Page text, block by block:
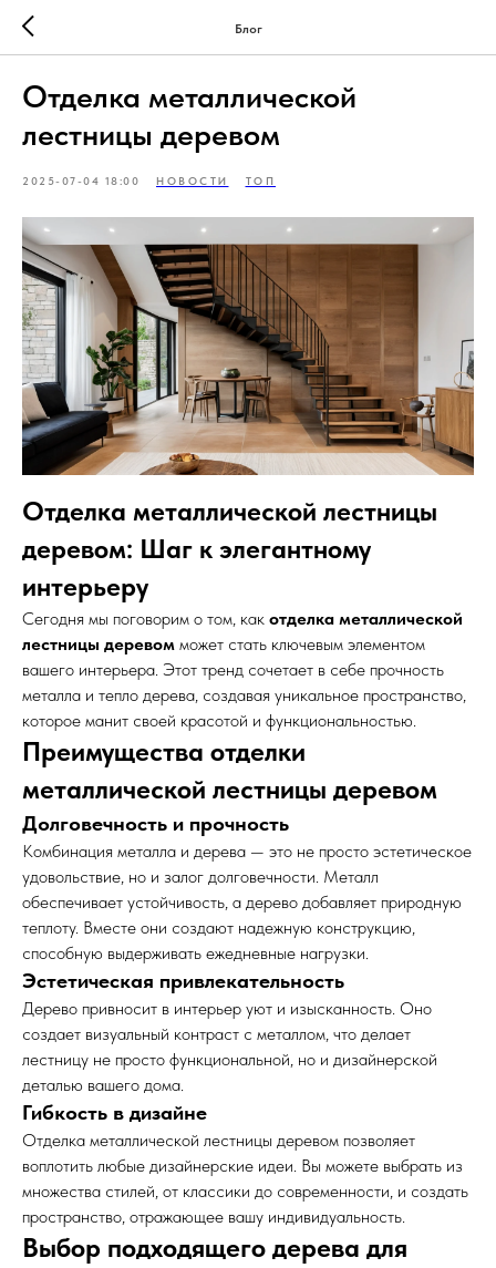
Блог
Отделка металлической
лестницы деревом
2025-07-04 18:00 НОВОСТИ ТОП
Отделка металлической лестницы
деревом: Шаг к элегантному
интерьеру
Сегодня мы поговорим о том, как отделка металлической
лестницы деревом может стать ключевым элементом
вашего интерьера. Этот тренд сочетает в себе прочность
металла и тепло дерева, создавая уникальное пространство,
которое манит своей красотой и функциональностью.
Преимущества отделки
металлической лестницы деревом
Долговечность и прочность
Комбинация металла и дерева — это не просто эстетическое
удовольствие, но и залог долговечности. Металл
обеспечивает устойчивость, а дерево добавляет природную
теплоту. Вместе они создают надежную конструкцию,
способную выдерживать ежедневные нагрузки.
Эстетическая привлекательность
Дерево привносит в интерьер уют и изысканность. Оно
создает визуальный контраст с металлом, что делает
лестницу не просто функциональной, но и дизайнерской
деталью вашего дома.
Гибкость в дизайне
Отделка металлической лестницы деревом позволяет
воплотить любые дизайнерские идеи. Вы можете выбрать из
множества стилей, от классики до современности, и создать
пространство, отражающее вашу индивидуальность.
Выбор подходящего дерева для